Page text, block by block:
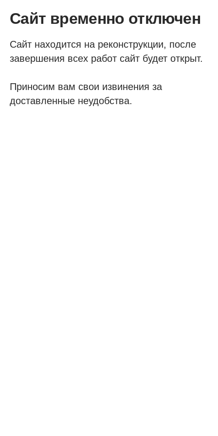
Сайт временно отключен
Сайт находится на реконструкции, после
завершения всех работ сайт будет открыт.
Приносим вам свои извинения за
доставленные неудобства.